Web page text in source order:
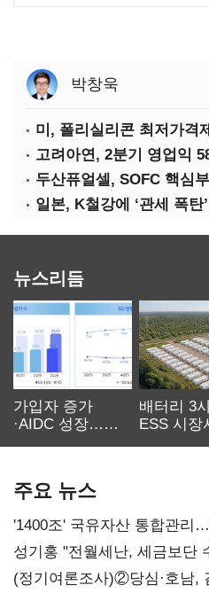
박창욱
고려아연, 2분기 영업익
일본, K철강에 ‘관세 폭탄
뉴스리듬
가입자 증가
·AIDC 성장…
배터리 3
ESS 시장
주요 뉴스
'1400조' 국유자산 통합관리
구조혁신
성기홍 "전월세난, 세금보단
시사
(정기여론조사)②당심·호남,